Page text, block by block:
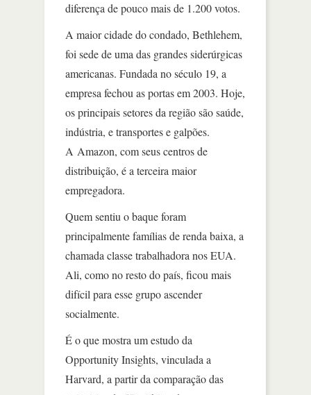
diferença de pouco mais de 1.200 votos.
A maior cidade do condado, Bethlehem,
foi sede de uma das grandes siderúrgicas
americanas. Fundada no século 19, a
empresa fechou as portas em 2003. Hoje,
os principais setores da região são saúde,
indústria, e transportes e galpões.
A Amazon, com seus centros de
distribuição, é a terceira maior
empregadora.
Quem sentiu o baque foram
principalmente famílias de renda baixa, a
chamada classe trabalhadora nos EUA.
Ali, como no resto do país, ficou mais
difícil para esse grupo ascender
socialmente.
É o que mostra um estudo da
Opportunity Insights, vinculada a
Harvard, a partir da comparação das